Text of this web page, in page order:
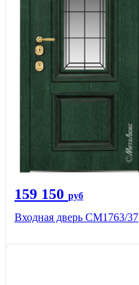
159 150 руб
Входная дверь СМ1763/37